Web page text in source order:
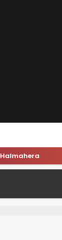
Halmahera